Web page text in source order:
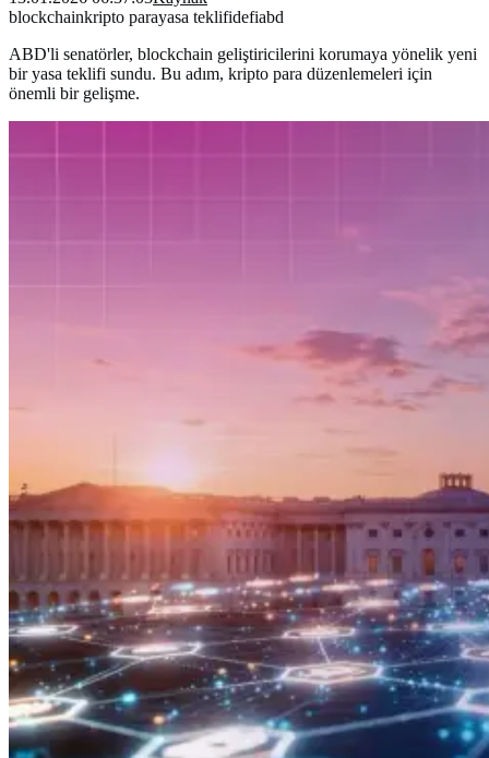
blockchainkripto parayasa teklifidefiabd
ABD'li senatörler, blockchain geliştiricilerini korumaya yönelik yeni
bir yasa teklifi sundu. Bu adım, kripto para düzenlemeleri için
önemli bir gelişme.